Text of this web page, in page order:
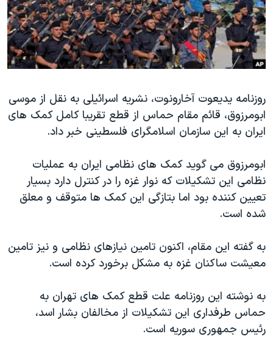
فرهنگ و زندگی
حقوق شهروندی
اقتصادی
اسرائیل در جنگ
گالری عکس
مستندها
انتخابات ریاست جمهوری آمریکا ۲۰۲۴
حمله جمهوری اسلامی به اسرائیل
ورزش زنان در ایران
اعتراضات زن، زندگی، آزادی
تریبونال مردمی آبان ۹۸
دادگاه حمید نوری
چهل سال گروگان‌گیری
اعتراضات مردمی آبان ۹۸
نرگس محمدی برنده جایزه نوبل صلح
همایش محافظه‌کاران آمریکا «سی‌پک»
دنبال کنید
زبانهای مختلف
روزنامه یدیعوت آخارونوت، نشریه اسرائیلی به نقل از موسی
ابومرزوق، قائم مقام حماس از قطع تقریبا کامل کمک های
ایران به این سازمان اسلامگرای فلسطینی خبر داد.
ابومرزوق می گوید کمک های نظامی ایران به عملیات
نظامی این تشکیلات که نوار غزه را در کنترل دارد بسیار
تعیین کننده بود اما بتازگی این کمک ها متوقف و معلق
شده است.
به گفته این مقام، اکنون تامین نیازهای نظامی و نیز تامین
معیشت ساکنان غزه به مشکل برخورد کرده است.
به نوشته این روزنامه علت قطع کمک های تهران به
حماس طرفداری این تشکیلات از مخالفان بشار اسد،
رئیس جمهوری سوریه است.